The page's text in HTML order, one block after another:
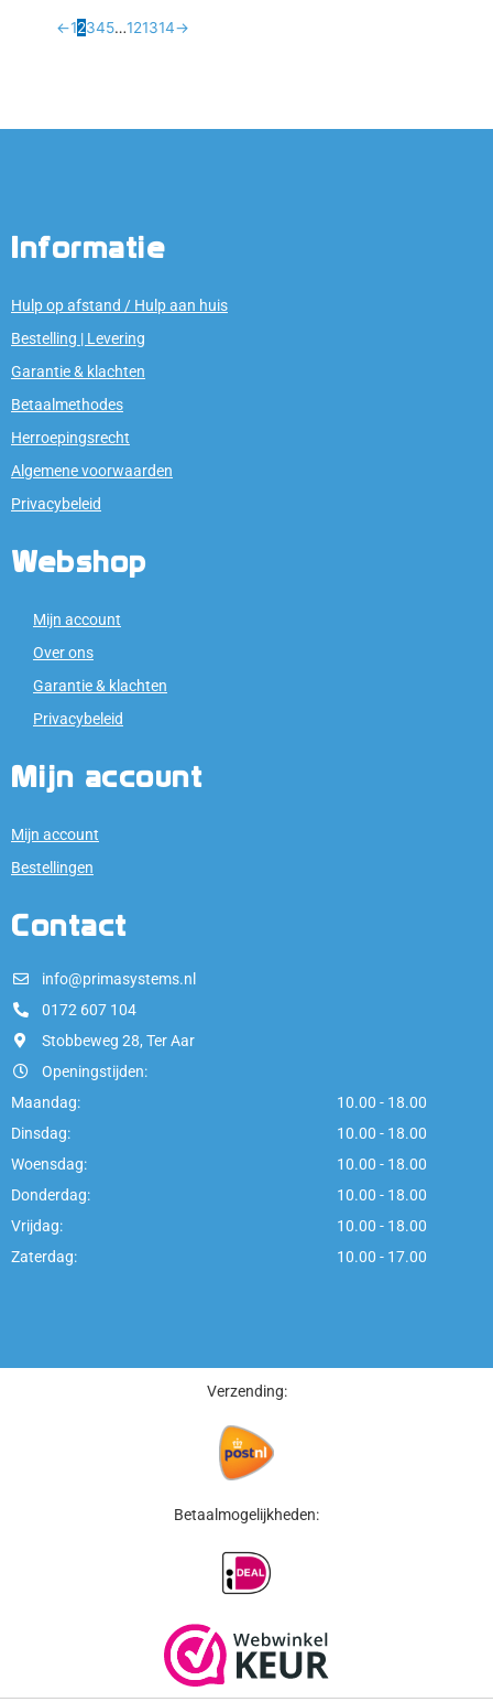
←12345…121314→
Informatie
Hulp op afstand / Hulp aan huis
Bestelling | Levering
Garantie & klachten
Betaalmethodes
Herroepingsrecht
Algemene voorwaarden
Privacybeleid
Webshop
Mijn account
Over ons
Garantie & klachten
Privacybeleid
Mijn account
Mijn account
Bestellingen
Contact
info@primasystems.nl
0172 607 104
Stobbeweg 28, Ter Aar
Openingstijden:
Maandag:
10.00 - 18.00
Dinsdag:
10.00 - 18.00
Woensdag:
10.00 - 18.00
Donderdag:
10.00 - 18.00
Vrijdag:
10.00 - 18.00
Zaterdag:
10.00 - 17.00
Verzending:
Betaalmogelijkheden: